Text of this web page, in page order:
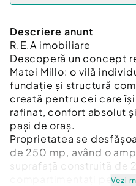
Descriere anunt
R.E.A imobiliare
Descoperă un concept
Matei Millo: o vilă
fundație și structură
creată pentru cei care
rafinat, confort absolut
pași de oraș.
Proprietatea se
de 250 mp, având o
suprafață construită de
compartimentați pentru
Vezi